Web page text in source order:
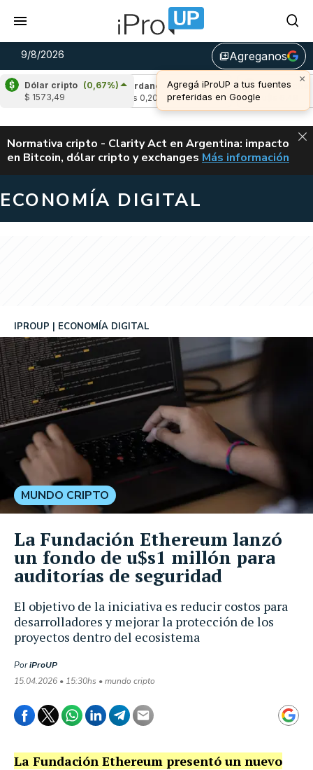
9/8/2026 library_addAgreganos
×
Agregá iProUP a tus fuentes
preferidas en Google
Dólar cripto (0,67%)
$ 1573,49
Cardano (-1,62%)
u$s 0,20
Avalanche
u$s 6,48
ALERTA
Normativa cripto - Clarity Act en Argentina: impacto
en Bitcoin, dólar cripto y exchanges CLARITY ACT EN
Más información
ECONOMÍA DIGITAL
El objetivo de la iniciativa es reducir costos para
desarrolladores y mejorar la protección de los
proyectos dentro del ecosistema
IPROUP ECONOMÍA DIGITAL
PoriProUP
15.04.2026 • 15:30hs • mundo cripto
MUNDO CRIPTO
La Fundación Ethereum lanzó
un fondo de u$s1 millón para
auditorías de seguridad
La Fundación Ethereum presentó un nuevo